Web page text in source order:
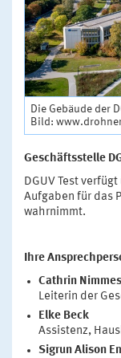
Die Gebäude der
Bild:
Geschäftsstelle
DGUV Test
Aufgaben für das
wahrnimmt.
Ihre
Cathrin
Leiterin der
Elke Beck
Assistenz,
Sigrun Alison